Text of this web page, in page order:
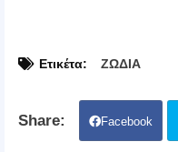
Ετικέτα: ΖΩΔΙΑ
Facebook